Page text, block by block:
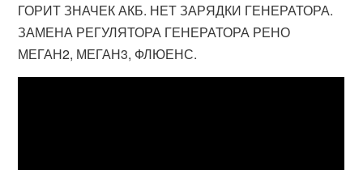
ГОРИТ ЗНАЧЕК АКБ. НЕТ ЗАРЯДКИ ГЕНЕРАТОРА.
ЗАМЕНА РЕГУЛЯТОРА ГЕНЕРАТОРА РЕНО
МЕГАН2, МЕГАН3, ФЛЮЕНС.